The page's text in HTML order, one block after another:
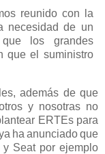
reunido con la
necesidad de un
los grandes
que el suministro
además de que
y nosotras no
ERTEs para
ha anunciadoque
y Seat por ejemplo